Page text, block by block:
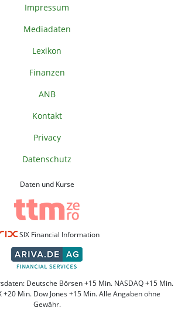
Impressum
Mediadaten
Lexikon
Finanzen
ANB
Kontakt
Privacy
Datenschutz
Daten und Kurse
SIX Financial Information
Deutsche Börsen +15 Min. NASDAQ +15 Min.
+20 Min. Dow Jones +15 Min. Alle Angaben ohne
Gewähr.